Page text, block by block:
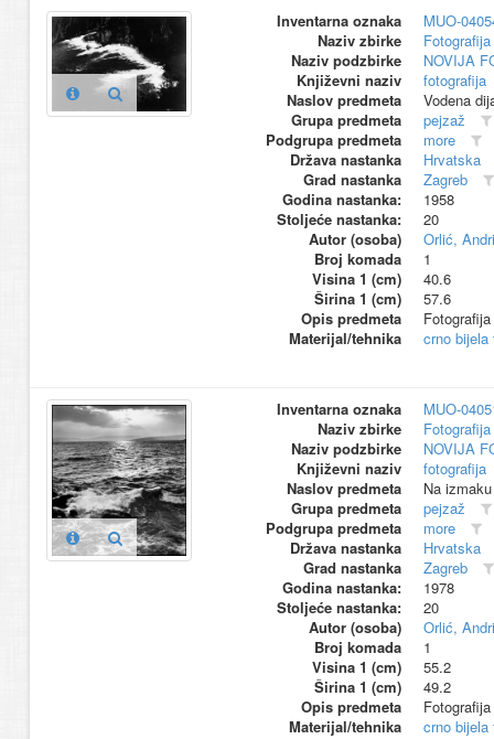
Inventarna oznaka
MUO-
Naziv zbirke
Naziv podzbirke
NOVIJA
Književni naziv
fotografija
Naslov predmeta
Vodena
Grupa predmeta
pejzaž
Podgrupa predmeta
more
Država nastanka
Hrvatska
Grad nastanka
Zagreb
Godina nastanka:
1958
Stoljeće nastanka:
20
Autor (osoba)
Orlić,
Broj komada
1
Visina 1 (cm)
40.6
Širina 1 (cm)
57.6
Opis predmeta
Materijal/tehnika
crno bijela
Inventarna oznaka
MUO-
Naziv zbirke
Naziv podzbirke
NOVIJA
Književni naziv
fotografija
Naslov predmeta
Na
Grupa predmeta
pejzaž
Podgrupa predmeta
more
Država nastanka
Hrvatska
Grad nastanka
Zagreb
Godina nastanka:
1978
Stoljeće nastanka:
20
Autor (osoba)
Orlić,
Broj komada
1
Visina 1 (cm)
55.2
Širina 1 (cm)
49.2
Opis predmeta
Materijal/tehnika
crno bijela